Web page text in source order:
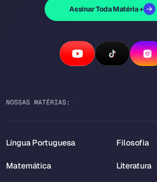
Assinar Toda Matéria +
NOSSAS MATÉRIAS:
Língua Portuguesa
Matemática
Filosofia
Literatura